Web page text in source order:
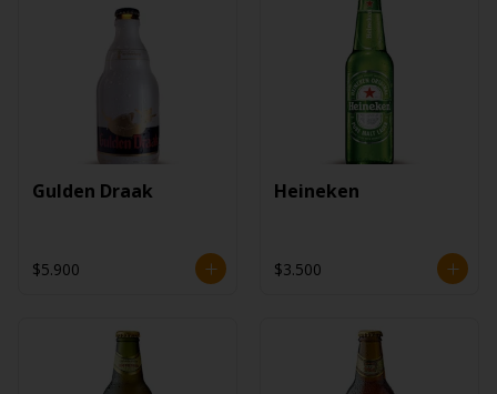
Gulden Draak
$5.900
Heineken
$3.500